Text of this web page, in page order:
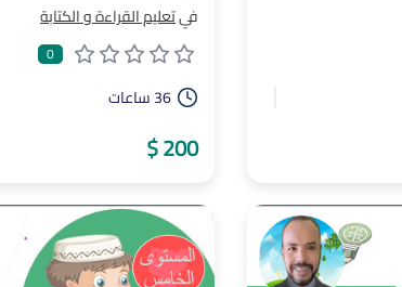
فيتعليم القراءة و الكتابة
0
36 ساعات
200 $